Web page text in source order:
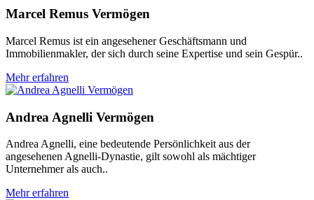
Marcel Remus Vermögen
Marcel Remus ist ein angesehener Geschäftsmann und
Immobilienmakler, der sich durch seine Expertise und sein Gespür..
Mehr erfahren
Andrea Agnelli Vermögen
Andrea Agnelli, eine bedeutende Persönlichkeit aus der
angesehenen Agnelli-Dynastie, gilt sowohl als mächtiger
Unternehmer als auch..
Mehr erfahren